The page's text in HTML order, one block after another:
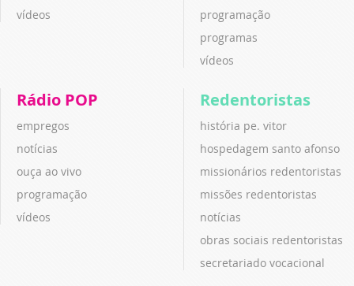
vídeos
programação
programas
vídeos
Rádio POP
empregos
notícias
ouça ao vivo
programação
vídeos
Redentoristas
história pe. vitor
hospedagem santo afonso
missionários redentoristas
missões redentoristas
notícias
obras sociais redentoristas
secretariado vocacional